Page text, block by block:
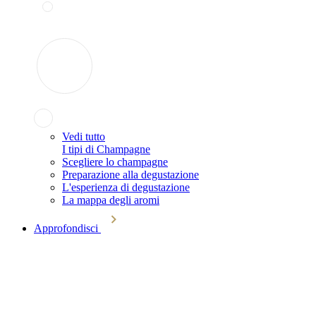
Vedi tutto
I tipi di Champagne
Scegliere lo champagne
Preparazione alla degustazione
L'esperienza di degustazione
La mappa degli aromi
Approfondisci